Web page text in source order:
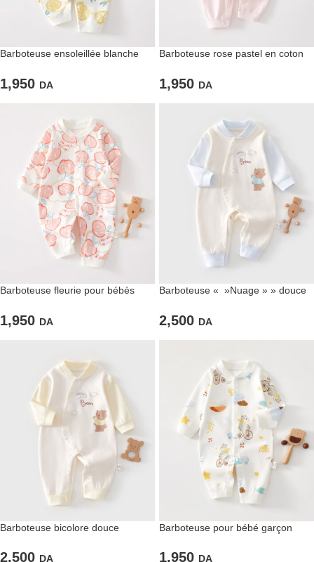
Barboteuse ensoleillée blanche
1,950 DA
Barboteuse rose pastel en coton
1,950 DA
Barboteuse fleurie pour bébés
1,950 DA
Barboteuse « »Nuage » » douce
2,500 DA
Barboteuse bicolore douce
bébés
2,500 DA
Barboteuse pour bébé garçon
1,950 DA